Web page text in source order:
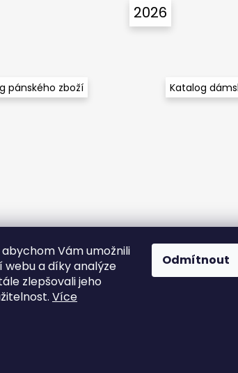
Vám umožnili
a díky analýze
zlepšovali jeho
Více
Odmítnout
pánského zboží
2026
Katalog